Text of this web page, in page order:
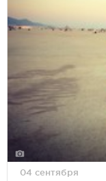
04 сентября